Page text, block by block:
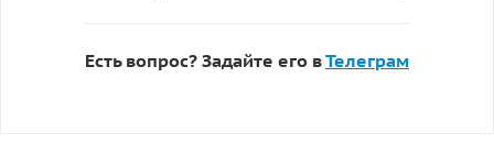
Есть вопрос? Задайте его вТелеграм